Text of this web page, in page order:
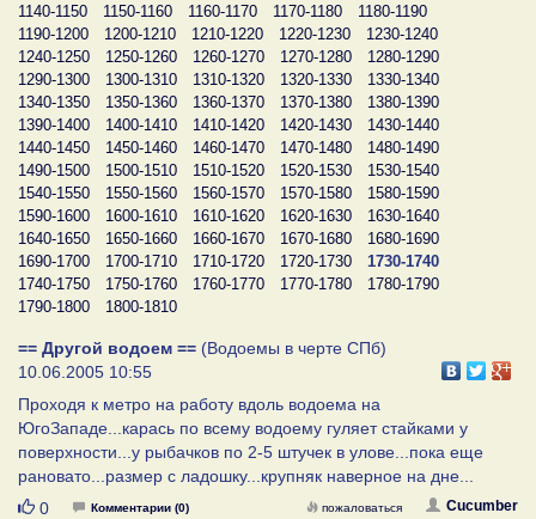
1140-1150
1150-1160 1160-1170 1170-1180
1180-1190
1190-1200
1200-1210 1210-1220 1220-1230
1230-1240
1240-1250
1250-1260 1260-1270 1270-1280
1280-1290
1290-1300
1300-1310 1310-1320 1320-1330
1330-1340
1340-1350
1350-1360 1360-1370 1370-1380
1380-1390
1390-1400
1400-1410 1410-1420 1420-1430
1430-1440
1440-1450
1450-1460 1460-1470 1470-1480
1480-1490
1490-1500
1500-1510 1510-1520 1520-1530
1530-1540
1540-1550
1550-1560 1560-1570 1570-1580
1580-1590
1590-1600
1600-1610 1610-1620 1620-1630
1630-1640
1640-1650
1650-1660 1660-1670 1670-1680
1680-1690
1690-1700
1700-1710 1710-1720 1720-1730
1730-1740
1740-1750
1750-1760 1760-1770 1770-1780
1780-1790
1790-1800
1800-1810
== Другой водоем == (Водоемы в черте СПб)
10.06.2005 10:55
Проходя к метро на работу вдоль водоема на
ЮгоЗападе...карась по всему водоему гуляет стайками у
поверхности...у рыбачков по 2-5 штучек в улове...пока еще
рановато...размер с ладошку...крупняк наверное на дне...
Нравится
0 Комментарии (0) Cucumber
пожаловаться